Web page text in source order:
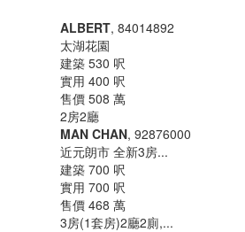
ALBERT, 84014892
太湖花園
建築 530 呎
實用 400 呎
售價 508 萬
2房2廳
MAN CHAN, 92876000
近元朗市 全新3房...
建築 700 呎
實用 700 呎
售價 468 萬
3房(1套房)2廳2廁,...